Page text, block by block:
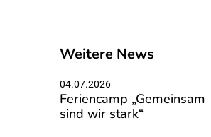
Weitere News
04.07.2026
Feriencamp „Gemeinsam
sind wir stark“